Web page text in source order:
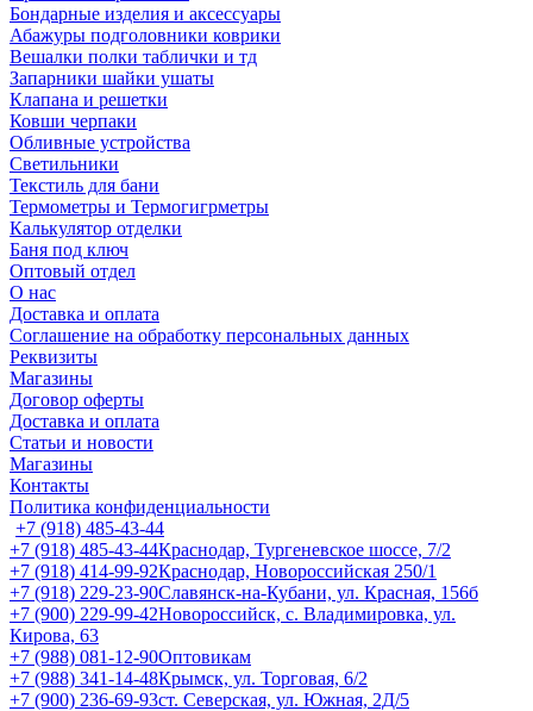
Бондарные изделия и аксессуары
Абажуры подголовники коврики
Вешалки полки таблички и тд
Запарники шайки ушаты
Клапана и решетки
Ковши черпаки
Обливные устройства
Светильники
Текстиль для бани
Термометры и Термогигрметры
Калькулятор отделки
Баня под ключ
Оптовый отдел
О нас
Доставка и оплата
Соглашение на обработку персональных данных
Реквизиты
Магазины
Договор оферты
Доставка и оплата
Статьи и новости
Магазины
Контакты
Политика конфиденциальности
+7 (918) 485-43-44
+7 (918) 485-43-44Краснодар, Тургеневское шоссе, 7/2
+7 (918) 414-99-92Краснодар, Новороссийская 250/1
+7 (918) 229-23-90Славянск-на-Кубани, ул. Красная, 156б
+7 (900) 229-99-42Новороссийск, с. Владимировка, ул.
Кирова, 63
+7 (988) 081-12-90Оптовикам
+7 (988) 341-14-48Крымск, ул. Торговая, 6/2
+7 (900) 236-69-93ст. Северская, ул. Южная, 2Д/5